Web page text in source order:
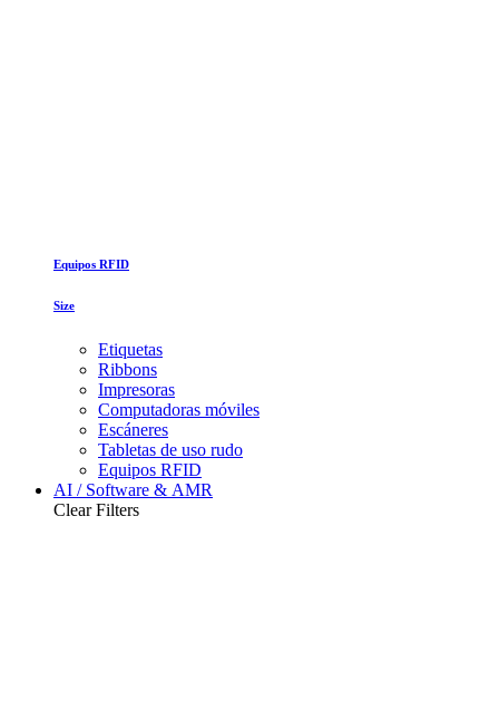
Equipos RFID
Size
Etiquetas
Ribbons
Impresoras
Computadoras móviles
Escáneres
Tabletas de uso rudo
Equipos RFID
AI / Software & AMR
Clear Filters